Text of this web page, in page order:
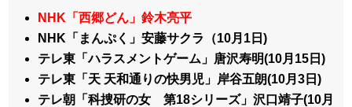
NHK「西郷どん」鈴木亮平
NHK「まんぷく」安藤サクラ（10月1日)
テレ東「ハラスメントゲーム」唐沢寿明(10月15日)
テレ東「天 天和通りの快男児」岸谷五朗(10月3日)
テレ朝「科捜研の女 第18シリーズ」沢口靖子(10月